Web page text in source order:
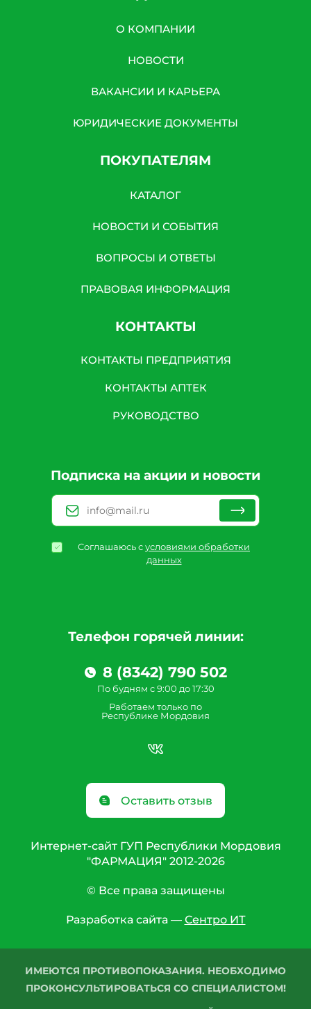
Телефон горячей линии:
8 (8342) 790 502
По будням с 9:00 до 17:30
Работаем только по
Республике Мордовия
Оставить отзыв
О КОМПАНИИ
НОВОСТИ
ВАКАНСИИ И КАРЬЕРА
ЮРИДИЧЕСКИЕ ДОКУМЕНТЫ
ПОКУПАТЕЛЯМ
КАТАЛОГ
НОВОСТИ И СОБЫТИЯ
ВОПРОСЫ И ОТВЕТЫ
ПРАВОВАЯ ИНФОРМАЦИЯ
КОНТАКТЫ
КОНТАКТЫ ПРЕДПРИЯТИЯ
КОНТАКТЫ АПТЕК
РУКОВОДСТВО
Подписка на акции и новости
Соглашаюсь сусловиями обработки
данных
Интернет-сайт ГУП Республики Мордовия
"ФАРМАЦИЯ" 2012-2026
© Все права защищены
Разработка сайта — Сентро ИТ
ИМЕЮТСЯ ПРОТИВОПОКАЗАНИЯ. НЕОБХОДИМО
ПРОКОНСУЛЬТИРОВАТЬСЯ СО СПЕЦИАЛИСТОМ!